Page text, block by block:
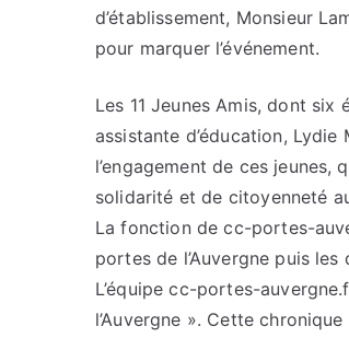
d’établissement, Monsieur
pour marquer l’événement.
Les 11 Jeunes Amis, dont
assistante d’éducation,
l’engagement de ces
solidarité et de citoyenneté
La fonction de cc-portes-
portes de l’Auvergne puis
L’équipe cc-portes-
l’Auvergne ». Cette